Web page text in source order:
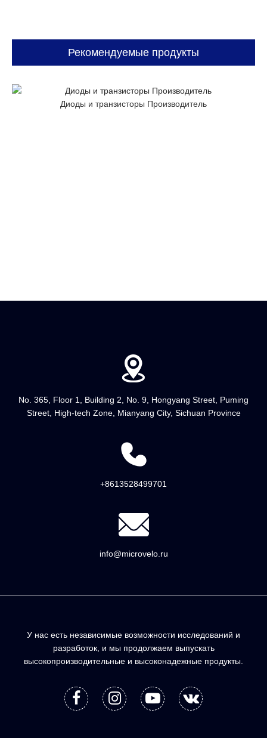
Рекомендуемые продукты
Диоды и транзисторы Производитель
No. 365, Floor 1, Building 2, No. 9, Hongyang Street, Puming
Street, High-tech Zone, Mianyang City, Sichuan Province
+8613528499701
info@microvelo.ru
У нас есть независимые возможности исследований и
разработок, и мы продолжаем выпускать
высокопроизводительные и высоконадежные продукты.